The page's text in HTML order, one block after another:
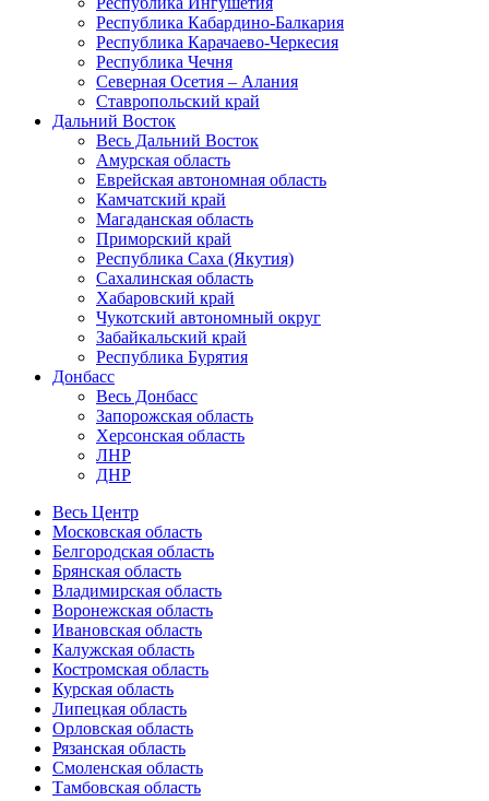
Республика Кабардино-Балкария
Республика Карачаево-Черкесия
Республика Чечня
Северная Осетия – Алания
Ставропольский край
Дальний Восток
Весь Дальний Восток
Амурская область
Еврейская автономная область
Камчатский край
Магаданская область
Приморский край
Республика Саха (Якутия)
Сахалинская область
Хабаровский край
Чукотский автономный округ
Забайкальский край
Республика Бурятия
Донбасс
Весь Донбасс
Запорожская область
Херсонская область
ЛНР
ДНР
Весь Центр
Московская область
Белгородская область
Брянская область
Владимирская область
Воронежская область
Ивановская область
Калужская область
Костромская область
Курская область
Липецкая область
Орловская область
Рязанская область
Смоленская область
Тамбовская область